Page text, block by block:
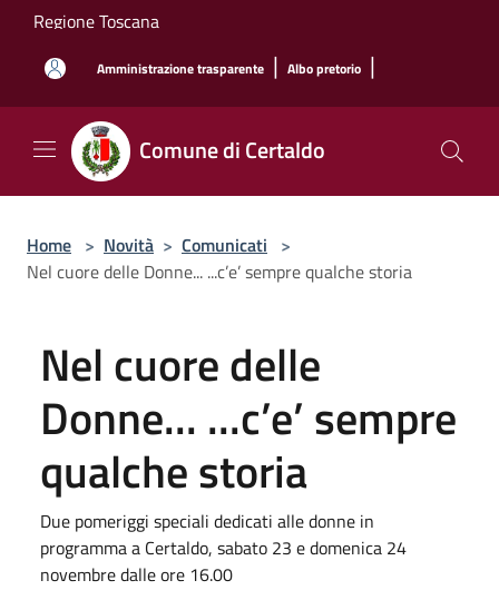
Salta al contenuto principale
Regione Toscana
Amministrazione trasparente | Albo pretorio |
Comune di Certaldo
Home > Novità > Comunicati >
Nel cuore delle Donne... ...c’e’ sempre qualche storia
Nel cuore delle
Donne... ...c’e’ sempre
qualche storia
Due pomeriggi speciali dedicati alle donne in
programma a Certaldo, sabato 23 e domenica 24
novembre dalle ore 16.00